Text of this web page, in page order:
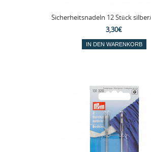
Sicherheitsnadeln 12 Stück
3,30€